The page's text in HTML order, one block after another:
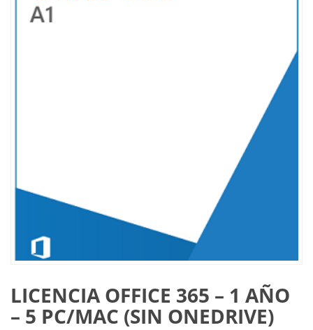
LICENCIA OFFICE 365 – 1 AÑO
– 5 PC/MAC (SIN ONEDRIVE)